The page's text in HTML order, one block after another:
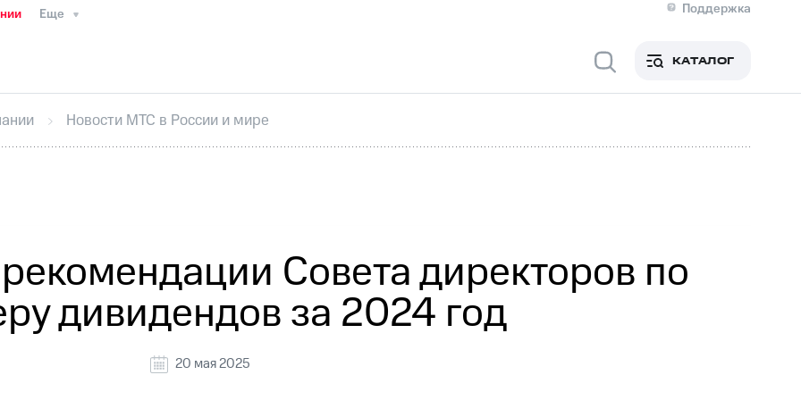
Еще
Поддержка
Медиа-центр
ИнтервьюФинансовая отчетностьКонтактыНовости в регионе
секретарьРаскрытие информации
кабинет акционераАкционерный капиталКонтроль и аудитРынок акций
КАТАЛОГ
Новости МТС в России и мире
Совета директоров по
дивидендов за 2024 год
20 мая 2025